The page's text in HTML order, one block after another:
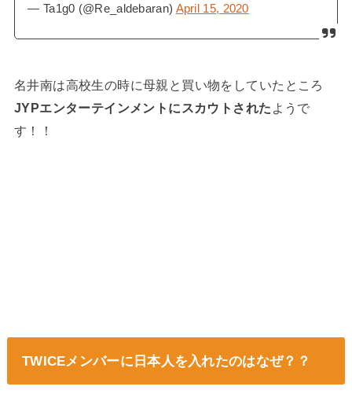
— Ta1g0 (@Re_aldebaran) April 15, 2020
名井南は高校生の時に母親と買い物をしていたところ
JYPエンターテインメントにスカウトされた ようで
す！！
TWICEメンバーに日本人を入れたのはなぜ？？